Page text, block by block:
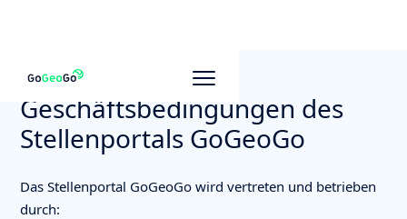
Allgemeine
Geschäftsbedingungen des
Stellenportals GoGeoGo
Das Stellenportal GoGeoGo wird vertreten und betrieben
durch: